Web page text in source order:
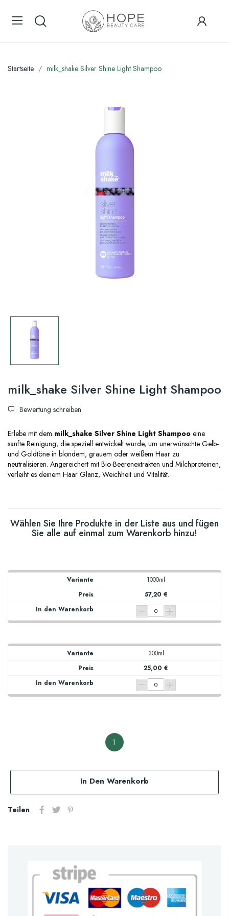
Startseite milk_shake Silver Shine Light Shampoo
milk_shake Silver Shine Light Shampoo
Bewertung schreiben
Erlebe mit dem milk_shake Silver Shine Light Shampoo eine
sanfte Reinigung, die speziell entwickelt wurde, um unerwünschte Gelb-
und Goldtöne in blondem, grauem oder weißem Haar zu
neutralisieren. Angereichert mit Bio-Beerenextrakten und Milchproteinen,
verleiht es deinem Haar Glanz, Weichheit und Vitalität.
Wählen Sie Ihre Produkte in der Liste aus und fügen
Sie alle auf einmal zum Warenkorb hinzu!
1000ml
57,20 €
300ml
25,00 €
1
In Den Warenkorb
Teilen